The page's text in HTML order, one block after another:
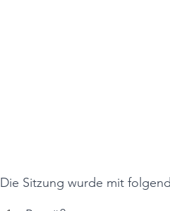
Die Sitzung wurde mit